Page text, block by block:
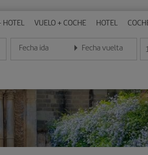
VUELO + COCHE HOTEL
Fecha ida
Introduce la fecha en formato día/mes/año
Fecha vuelta
Introduce la fecha en 1